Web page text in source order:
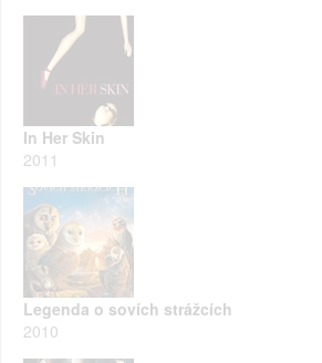
In Her Skin
2011
Legenda o sovích strážcích
2010